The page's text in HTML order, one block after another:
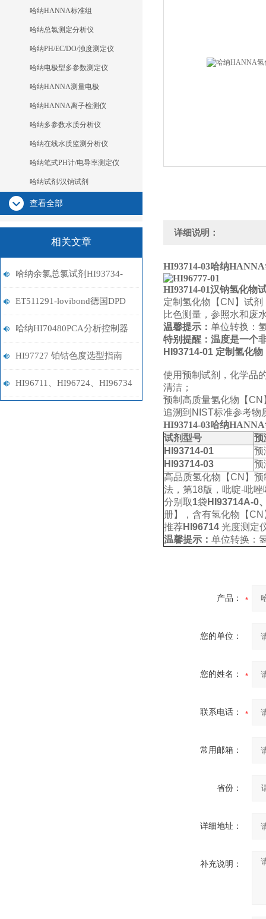
哈纳HANNA标准组
哈纳总氯测定分析仪
哈纳PH/EC/DO/浊度测定仪
哈纳电极型多参数测定仪
哈纳HANNA测量电极
哈纳HANNA离子检测仪
哈纳多参数水质分析仪
哈纳在线水质监测分析仪
哈纳笔式PH计/电导率测定仪
哈纳试剂/汉钠试剂
查看全部
相关文章
哈纳余氯总氯试剂HI93734-
01/HI93734-03
ET511291-lovibond德国DPD
试剂
哈纳HI70480PCA分析控制器
余氯试剂套装
HI97727 铂钴色度选型指南
HI96711、HI96724、HI96734
详细说明：
HI93714-03哈纳HANNA
HI93714-01汉钠氢化物
定制氢化物【CN 】 试剂
比色测量， 参照水和废
温馨提示： 单位转换：
特别提醒： 温度是一个
HI93714-01 定制氢化物
使用预制试剂，化学品
清洁；
预制高质量氢化物【CN
追溯到 NIST标准参考物
HI93714-03哈纳HANNA
试剂型号
预
HI93714-01
预
HI93714-03
预
高品质氢化物【CN 】
法，第18版，吡啶-吡唑
分别取1袋 HI93714A-0
册】，含有氢化物【CN
推荐HI96714 光度测定
温馨提示： 单位转换：
产品：
您的单位：
您的姓名：
联系电话：
常用邮箱：
省份：
详细地址：
补充说明：